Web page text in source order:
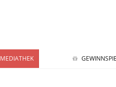
MEDIATHEK